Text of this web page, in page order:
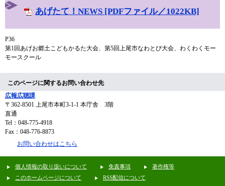
あげたて！NEWS [PDFファイル／1022KB]
P36
第1回あげお郷土こどもかるた大会、第5回上尾市なわとび大会、わくわくモー
モースクール
このページに関するお問い合わせ先
広報広聴課
〒362-8501 上尾市本町3-1-1 本庁舎 3階
直通
Tel：048-775-4918
Fax：048-776-8873
お問い合わせはこちら
個人情報の取り扱いについて 免責事項
著作権等
このホームページについて
RSS配信について